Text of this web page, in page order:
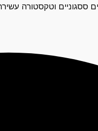
ססגוניים וטקסטורה